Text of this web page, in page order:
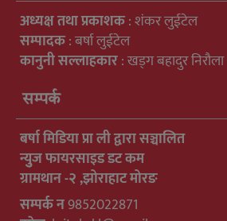
अध्यक्ष तथा प्रकाशक: शंकर लुईटेल
सम्पादक: बर्षा लुईटेल
कानुनी सल्लाहकार: खड्ग बहादुर निरौला
सम्पर्क
बर्षा मिडिया प्रा ली द्वारा सञ्चालित
न्युुज फायरसाइड डट कम
ग्रामथान -२ ,झोराहाट मोरङ
सम्पर्क न9852022871